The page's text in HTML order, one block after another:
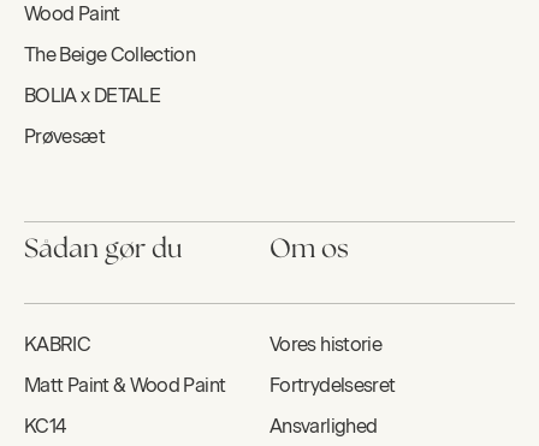
Wood Paint
The Beige Collection
BOLIA x DETALE
Prøvesæt
Sådan gør du
KABRIC
Matt Paint & Wood Paint
KC14
Om os
Vores historie
Fortrydelsesret
Ansvarlighed